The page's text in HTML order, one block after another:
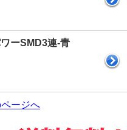
ーSMD3連-青
ージへ